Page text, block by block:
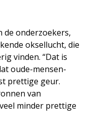
de onderzoekers,
oksellucht, die
vinden. “Dat is
oude-mensen-
prettige geur.
van
minder prettige